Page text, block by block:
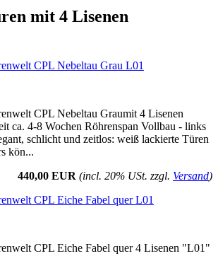
mit 4 Lisenen
CPL Nebeltau Grau L01
CPL Nebeltau Graumit 4 Lisenen
ca. 4-8 Wochen Röhrenspan Vollbau - links
schlicht und zeitlos: weiß lackierte Türen
kön...
440,00 EUR (incl. 20% USt. zzgl. Versand)
CPL Eiche Fabel quer L01
CPL Eiche Fabel quer 4 Lisenen "L01"